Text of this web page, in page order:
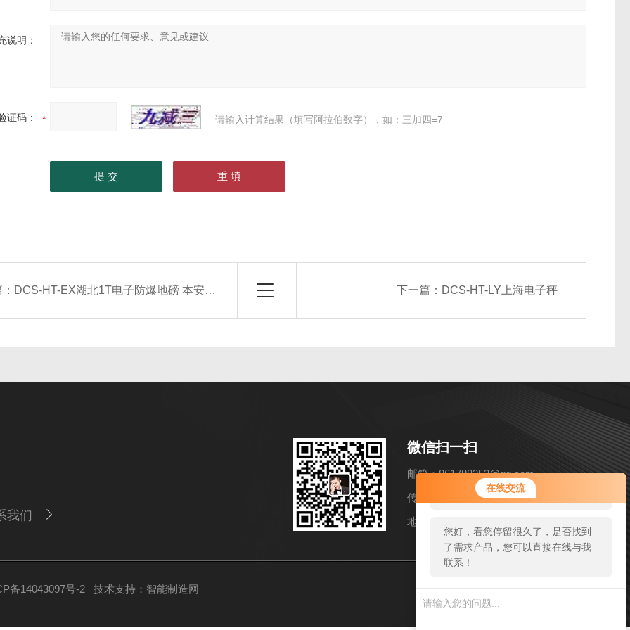
在线交流
您好！欢迎前来咨询，很高兴为您
服务，请问您要咨询什么问题呢？
您好，看您停留很久了，是否找到
了需求产品，您可以直接在线与我
联系！
说明：
证码： 请输入计算结果（填写阿拉伯数字），如：三加四=7
DCS-HT-EX湖北1T电子防爆地磅 本安型地磅秤 2吨电子地磅 下一篇： DCS-HT-LY上海电子秤
我们
微信扫一扫
邮箱：861788253@qq.com
传真：86-021-57858216
地址：上海市松江区洞泾镇长兴路652弄11号
备14043097号-2 技术支持： 智能制造网